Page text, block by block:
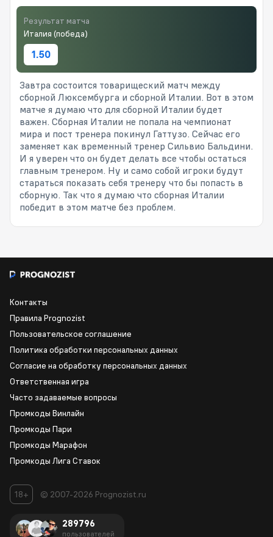
Результат матча
Италия (победа)
1.50
Завтра состоится товарищеский матч между
сборной Люксембурга и сборной Италии. Вот в этом
матче я думаю что для сборной Италии будет
важен. Сборная Италии не попала на чемпионат
мира и пост тренера покинул Гаттузо. Сейчас его
заменяет как временный тренер Сильвио Бальдини.
И я уверен что он будет делать все чтобы остаться
главным тренером. Ну и само собой игроки будут
стараться показать себя тренеру что бы попасть в
сборную. Так что я думаю что сборная Италии
победит в этом матче без проблем.
18+ © 2007-2026 Prognozist.ru
289796
пользователей
Контакты
Правила Prognozist
Пользовательское соглашение
Политика обработки персональных данных
Согласие на обработку персональных данных
Ответственная игра
Часто задаваемые вопросы
Промкоды Винлайн
Промкоды Пари
Промкоды Марафон
Промкоды Лига Ставок